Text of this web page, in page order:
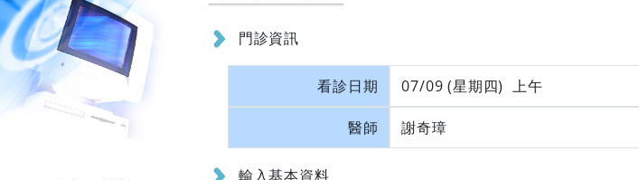
門診資訊
看診日期 07/09 (星期四) 上午
醫師 謝奇璋
輸入基本資料